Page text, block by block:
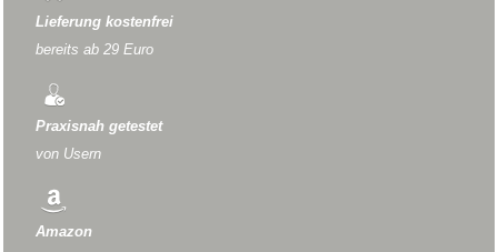
Lieferung kostenfrei
bereits ab 29 Euro
Praxisnah getestet
von Usern
Amazon